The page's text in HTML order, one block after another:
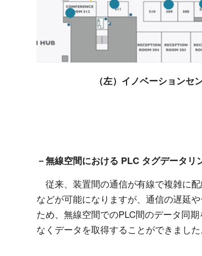
（左）イノベーションセ
－無線空間における PLC タグデータリ
従来、装置間の通信が有線で複雑に
などが可能になりますが、通信の遅延
ため、無線空間でのPLC間のデータ同期
なくデータを取得することができました